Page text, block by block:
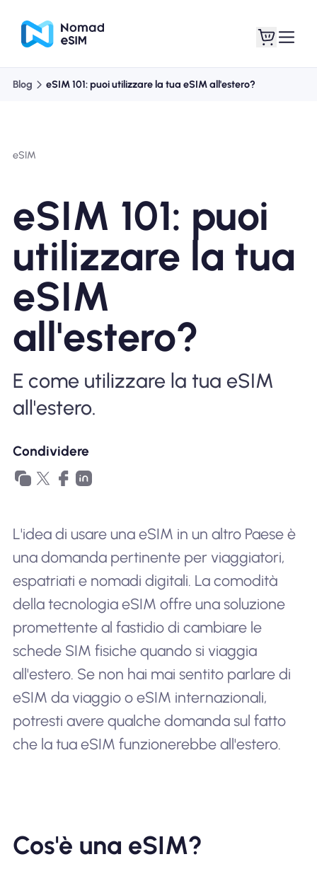
Informazioni sull'eSIM
Perché l'eSIM Nomad
Utilizzando una eSIM
Per affari
Blog eSIM 101: puoi utilizzare la tua eSIM all'estero?
eSIM
eSIM 101: puoi
utilizzare la tua
eSIM
all'estero?
E come utilizzare la tua eSIM
all'estero.
Condividere
L'idea di usare una eSIM in un altro Paese è
una domanda pertinente per viaggiatori,
espatriati e nomadi digitali. La comodità
della tecnologia eSIM offre una soluzione
promettente al fastidio di cambiare le
schede SIM fisiche quando si viaggia
all'estero. Se non hai mai sentito parlare di
eSIM da viaggio o eSIM internazionali,
potresti avere qualche domanda sul fatto
che la tua eSIM funzionerebbe all'estero.
Cos'è una eSIM?